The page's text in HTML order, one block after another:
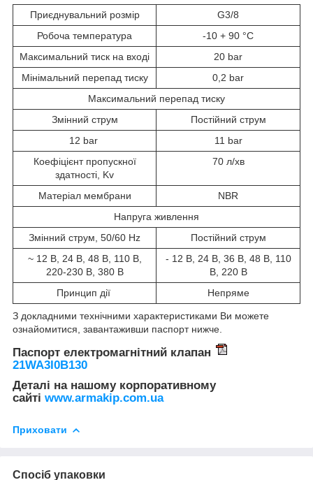
Приєднувальний розмір
G3/8
Робоча температура
-10 + 90 °C
Максимальний тиск на вході
20 bar
Мінімальний перепад тиску
0,2 bar
Максимальний перепад тиску
Змінний струм
Постійний струм
12 bar
11 bar
Коефіцієнт пропускної
здатності, Kv
70 л/хв
Матеріал мембрани
NBR
Напруга живлення
Змінний струм, 50/60 Hz
Постійний струм
~ 12 В, 24 В, 48 В, 110 В,
220-230 В, 380 В
- 12 В, 24 В, 36 В, 48 В, 110
В, 220 В
Принцип дії
Непряме
З докладними технічними характеристиками Ви можете
ознайомитися, завантаживши паспорт нижче.
Паспорт електромагнітний клапан
21WA3I0B130
Деталі на нашому корпоративному
сайті www.armakip.com.ua
Приховати
Спосіб упаковки